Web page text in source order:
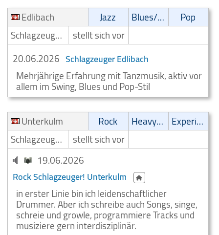
Edlibach
Jazz Blues/Swing
Pop
Schlagzeuger/Drummer
stellt sich vor
20.06.2026 Schlagzeuger Edlibach
Mehrjährige Erfahrung mit Tanzmusik, aktiv vor
allem im Swing, Blues und Pop-Stil
Unterkulm
Rock Heavy-Metal
Experimental
Schlagzeuger/Drummer
stellt sich vor
19.06.2026
Rock Schlagzeuger! Unterkulm
in erster Linie bin ich leidenschaftlicher
Drummer. Aber ich schreibe auch Songs, singe,
schreie und growle, programmiere Tracks und
musiziere gern interdisziplinär.